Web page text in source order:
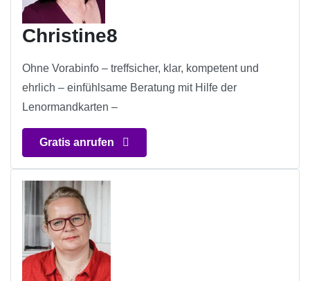
Christine8
Ohne Vorabinfo – treffsicher, klar, kompetent und
ehrlich – einfühlsame Beratung mit Hilfe der
Lenormandkarten –
Gratis anrufen